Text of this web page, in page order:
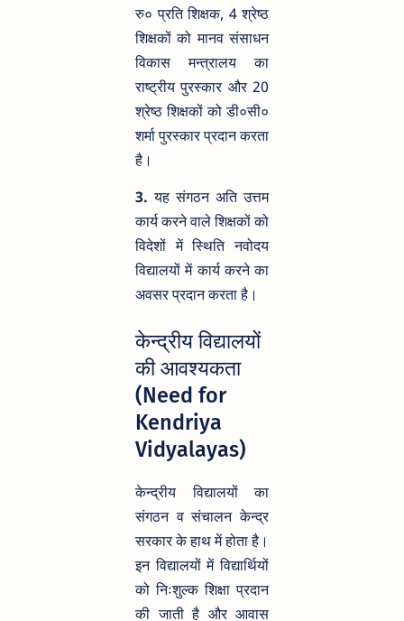
रु० प्रति शिक्षक, 4 श्रेष्ठ
शिक्षकों को मानव संसाधन
विकास मन्त्रालय का
राष्ट्रीय पुरस्कार और 20
श्रेष्ठ शिक्षकों को डी०सी०
शर्मा पुरस्कार प्रदान करता
है।
3.यह संगठन अति उत्तम
कार्य करने वाले शिक्षकों को
विदेशों में स्थिति नवोदय
विद्यालयों में कार्य करने का
अवसर प्रदान करता है।
केन्द्रीय विद्यालयों
की आवश्यकता
(Need for
Kendriya
Vidyalayas)
केन्द्रीय विद्यालयों का
संगठन व संचालन केन्द्र
सरकार के हाथ में होता है।
इन विद्यालयों में विद्यार्थियों
को निःशुल्क शिक्षा प्रदान
की जाती है और आवास